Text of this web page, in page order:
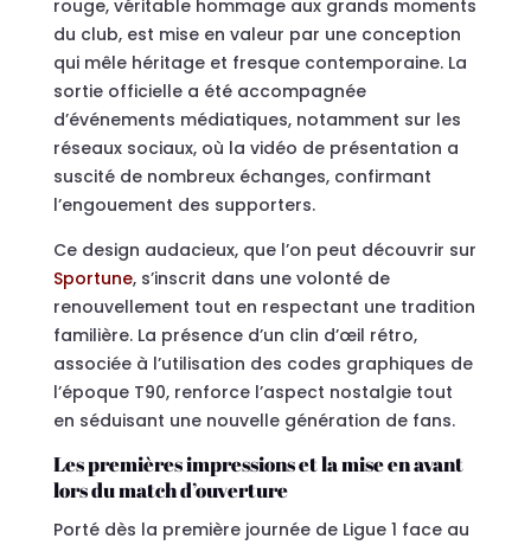
rouge, véritable hommage aux grands moments
du club, est mise en valeur par une conception
qui mêle héritage et fresque contemporaine. La
sortie officielle a été accompagnée
d’événements médiatiques, notamment sur les
réseaux sociaux, où la vidéo de présentation a
suscité de nombreux échanges, confirmant
l’engouement des supporters.
Ce design audacieux, que l’on peut découvrir sur
Sportune, s’inscrit dans une volonté de
renouvellement tout en respectant une tradition
familière. La présence d’un clin d’œil rétro,
associée à l’utilisation des codes graphiques de
l’époque T90, renforce l’aspect nostalgie tout
en séduisant une nouvelle génération de fans.
Les premières impressions et la mise en avant
lors du match d’ouverture
Porté dès la première journée de Ligue 1 face au